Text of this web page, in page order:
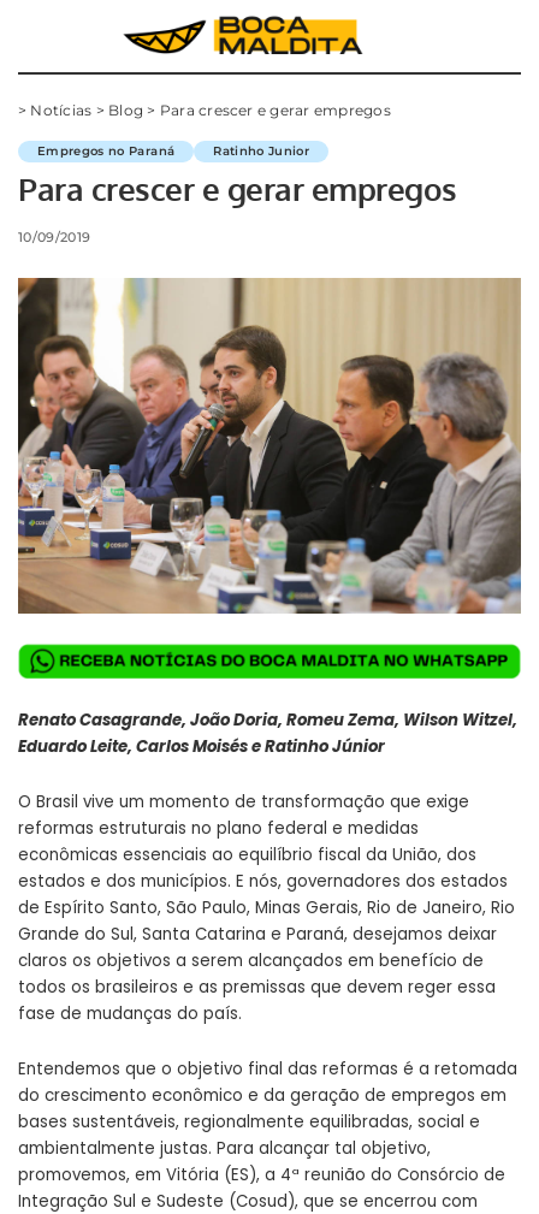
> Notícias > Blog > Para crescer e gerar empregos
Empregos no Paraná Ratinho Junior
Para crescer e gerar empregos
10/09/2019
Renato Casagrande, João Doria, Romeu Zema, Wilson Witzel,
Eduardo Leite, Carlos Moisés e Ratinho Júnior
O Brasil vive um momento de transformação que exige
reformas estruturais no plano federal e medidas
econômicas essenciais ao equilíbrio fiscal da União, dos
estados e dos municípios. E nós, governadores dos estados
de Espírito Santo, São Paulo, Minas Gerais, Rio de Janeiro, Rio
Grande do Sul, Santa Catarina e Paraná, desejamos deixar
claros os objetivos a serem alcançados em benefício de
todos os brasileiros e as premissas que devem reger essa
fase de mudanças do país.
Entendemos que o objetivo final das reformas é a retomada
do crescimento econômico e da geração de empregos em
bases sustentáveis, regionalmente equilibradas, social e
ambientalmente justas. Para alcançar tal objetivo,
promovemos, em Vitória (ES), a 4ª reunião do Consórcio de
Integração Sul e Sudeste (Cosud), que se encerrou com